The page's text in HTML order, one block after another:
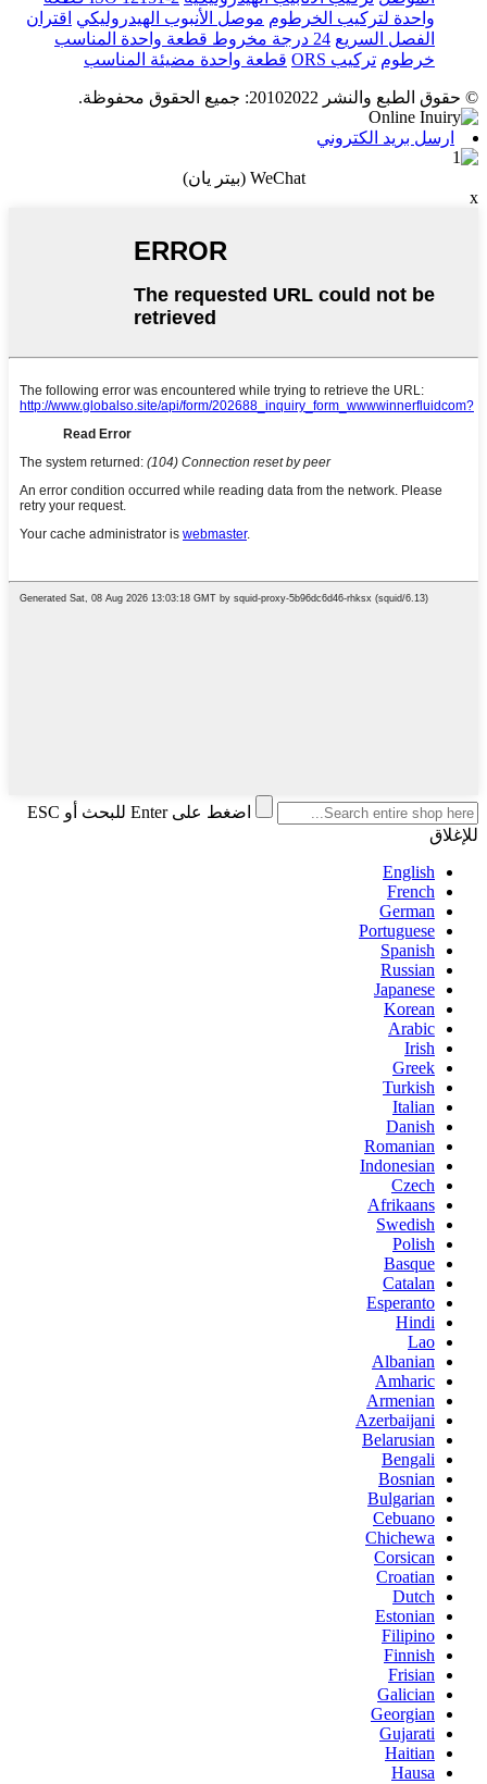
واحدة لتركيب الخرطوم موصل الأنبوب الهيدروليكي اقتران
الفصل السريع
24 درجة مخروط قطعة واحدة المناسب
خرطوم تركيب ORS قطعة واحدة مضيئة المناسب
© حقوق الطبع والنشر 20102022: جميع الحقوق محفوظة.
ارسل بريد الكتروني
WeChat (بيتر يان)
x
اضغط على Enter للبحث أو ESC
للإغلاق
English
French
German
Portuguese
Spanish
Russian
Japanese
Korean
Arabic
Irish
Greek
Turkish
Italian
Danish
Romanian
Indonesian
Czech
Afrikaans
Swedish
Polish
Basque
Catalan
Esperanto
Hindi
Lao
Albanian
Amharic
Armenian
Azerbaijani
Belarusian
Bengali
Bosnian
Bulgarian
Cebuano
Chichewa
Corsican
Croatian
Dutch
Estonian
Filipino
Finnish
Frisian
Galician
Georgian
Gujarati
Haitian
Hausa